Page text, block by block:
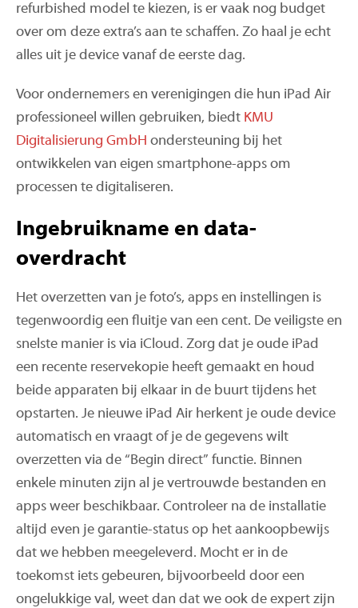
refurbished model te kiezen, is er vaak nog budget
over om deze extra’s aan te schaffen. Zo haal je echt
alles uit je device vanaf de eerste dag.
Voor ondernemers en verenigingen die hun iPad Air
professioneel willen gebruiken, biedt KMU
Digitalisierung GmbH ondersteuning bij het
ontwikkelen van eigen smartphone-apps om
processen te digitaliseren.
Ingebruikname en data-
overdracht
Het overzetten van je foto’s, apps en instellingen is
tegenwoordig een fluitje van een cent. De veiligste en
snelste manier is via iCloud. Zorg dat je oude iPad
een recente reservekopie heeft gemaakt en houd
beide apparaten bij elkaar in de buurt tijdens het
opstarten. Je nieuwe iPad Air herkent je oude device
automatisch en vraagt of je de gegevens wilt
overzetten via de “Begin direct” functie. Binnen
enkele minuten zijn al je vertrouwde bestanden en
apps weer beschikbaar. Controleer na de installatie
altijd even je garantie-status op het aankoopbewijs
dat we hebben meegeleverd. Mocht er in de
toekomst iets gebeuren, bijvoorbeeld door een
ongelukkige val, weet dan dat we ook de expert zijn